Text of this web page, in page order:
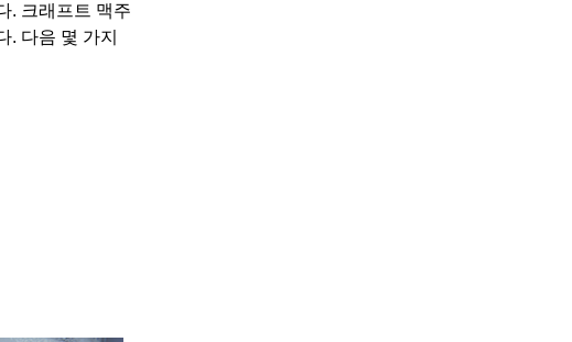
. 크래프트 맥주
. 다음 몇 가지